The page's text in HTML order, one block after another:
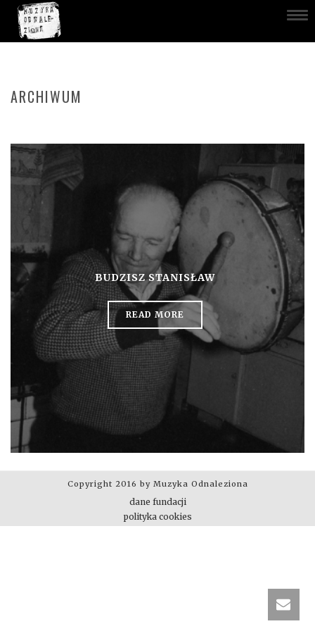
ARCHIWUM
BUDZISZ STANISŁAW
READ MORE
Copyright 2016 by Muzyka Odnaleziona
dane fundacji
polityka cookies